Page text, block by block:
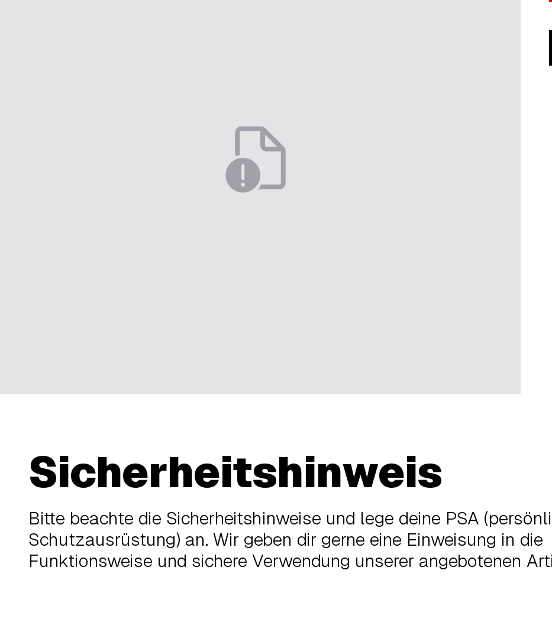
Sicherheitshinweis
Bitte beachte die Sicherheitshinweise und lege deine PSA
Schutzausrüstung) an. Wir geben dir gerne eine Einweisung in die
Funktionsweise und sichere Verwendung unserer angebotenen